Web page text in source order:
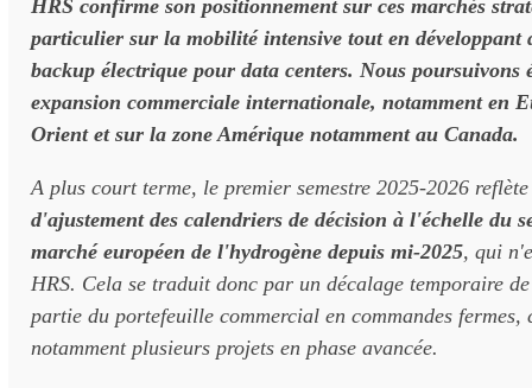
HRS confirme son positionnement sur ces marchés
particulier sur la mobilité intensive tout en développant
backup électrique pour data centers. Nous poursuivons
expansion commerciale internationale, notamment en
Orient et sur la zone Amérique notamment au Canada.
A plus court terme, le premier semestre 2025-2026
d'ajustement des calendriers de décision à l'échelle du
marché européen de l'hydrogène depuis mi-2025, qui
HRS. Cela se traduit donc par un décalage temporaire
partie du portefeuille commercial en commandes fermes,
notamment plusieurs projets en phase avancée.